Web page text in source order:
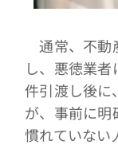
通常、不動
し、悪徳業
件引渡し後に
が、事前に明
慣れていない